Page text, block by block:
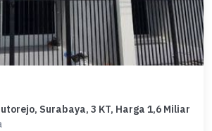
Surabaya, 3 KT, Harga 1,6 Miliar